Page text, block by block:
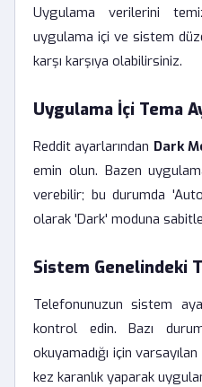
Uygulama verilerini
uygulama içi ve sistem
karşı karşıya olabilirsiniz.
Uygulama İçi Tema
Reddit ayarlarından Dark
emin olun. Bazen
verebilir; bu durumda
olarak 'Dark' moduna
Sistem Genelindeki
Telefonunuzun sistem
kontrol edin. Bazı
okuyamadığı için
kez karanlık yaparak